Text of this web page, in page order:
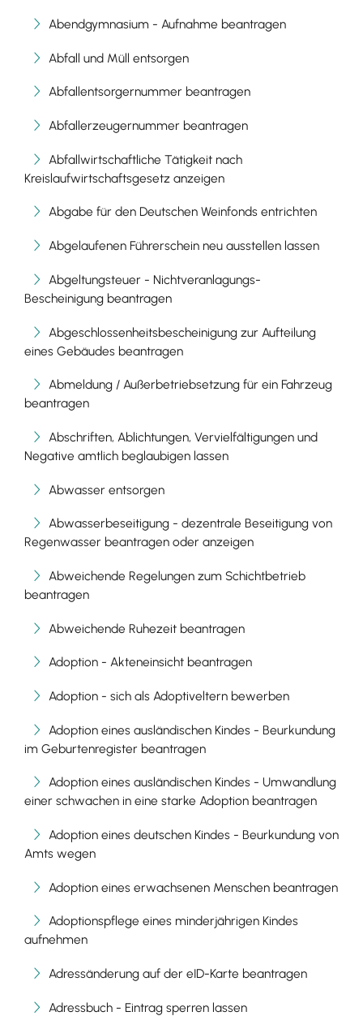
Abendgymnasium - Aufnahme beantragen
Abfall und Müll entsorgen
Abfallentsorgernummer beantragen
Abfallerzeugernummer beantragen
Abfallwirtschaftliche Tätigkeit nach
Kreislaufwirtschaftsgesetz anzeigen
Abgabe für den Deutschen Weinfonds entrichten
Abgelaufenen Führerschein neu ausstellen lassen
Abgeltungsteuer - Nichtveranlagungs-
Bescheinigung beantragen
Abgeschlossenheitsbescheinigung zur Aufteilung
eines Gebäudes beantragen
Abmeldung / Außerbetriebsetzung für ein Fahrzeug
beantragen
Abschriften, Ablichtungen, Vervielfältigungen und
Negative amtlich beglaubigen lassen
Abwasser entsorgen
Abwasserbeseitigung - dezentrale Beseitigung von
Regenwasser beantragen oder anzeigen
Abweichende Regelungen zum Schichtbetrieb
beantragen
Abweichende Ruhezeit beantragen
Adoption - Akteneinsicht beantragen
Adoption - sich als Adoptiveltern bewerben
Adoption eines ausländischen Kindes - Beurkundung
im Geburtenregister beantragen
Adoption eines ausländischen Kindes - Umwandlung
einer schwachen in eine starke Adoption beantragen
Adoption eines deutschen Kindes - Beurkundung von
Amts wegen
Adoption eines erwachsenen Menschen beantragen
Adoptionspflege eines minderjährigen Kindes
aufnehmen
Adressänderung auf der eID-Karte beantragen
Adressbuch - Eintrag sperren lassen